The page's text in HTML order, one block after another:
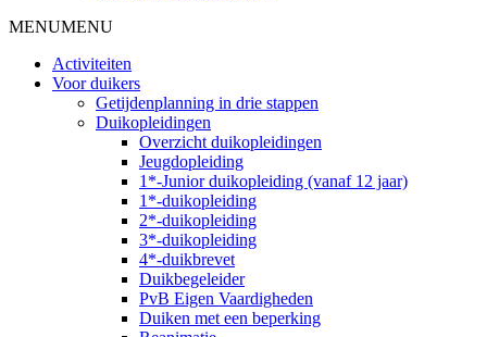
MENUMENU
Activiteiten
Voor duikers
Getijdenplanning in drie stappen
Duikopleidingen
Overzicht duikopleidingen
Jeugdopleiding
1*-Junior duikopleiding (vanaf 12 jaar)
1*-duikopleiding
2*-duikopleiding
3*-duikopleiding
4*-duikbrevet
Duikbegeleider
PvB Eigen Vaardigheden
Duiken met een beperking